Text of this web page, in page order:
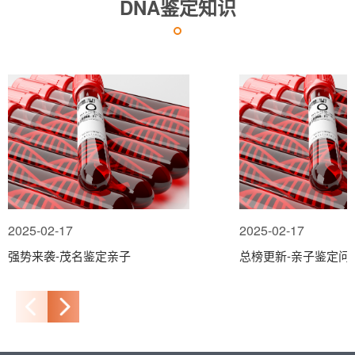
DNA鉴定知识
2025-02-17
强势来袭-茂名鉴定亲子
2025-02-17
总榜更新-亲子鉴定问